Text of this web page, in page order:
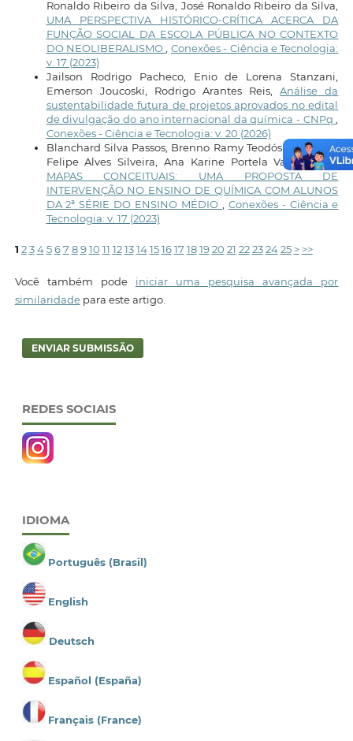
Ronaldo Ribeiro da Silva, José Ronaldo Ribeiro da Silva,
UMA PERSPECTIVA HISTÓRICO-CRÍTICA ACERCA DA
FUNÇÃO SOCIAL DA ESCOLA PÚBLICA NO CONTEXTO
DO NEOLIBERALISMO, Conexões - Ciência e Tecnologia:
v. 17 (2023)
Jailson Rodrigo Pacheco, Enio de Lorena Stanzani,
Emerson Joucoski, Rodrigo Arantes Reis,Análise da
sustentabilidade futura de projetos aprovados no edital
de divulgação do ano internacional da química - CNPq,
Conexões - Ciência e Tecnologia: v. 20 (2026)
Blanchard Silva Passos, Brenno Ramy Teodósio da Silva,
Felipe Alves Silveira, Ana Karine Portela Vasconcelos,
MAPAS CONCEITUAIS: UMA PROPOSTA DE
INTERVENÇÃO NO ENSINO DE QUÍMICA COM ALUNOS
DA 2ª SÉRIE DO ENSINO MÉDIO , Conexões - Ciência e
Tecnologia: v. 17 (2023)
1 2 3 4 5 6 7 8 9 10 11 12 13 14 15 16 17 18 19 20 21 22 23 24 25 > >>
Você também pode iniciar uma pesquisa avançada por
similaridadepara este artigo.
ENVIAR SUBMISSÃO
REDES SOCIAIS
IDIOMA
Português (Brasil)
English
Deutsch
Español (España)
Français (France)